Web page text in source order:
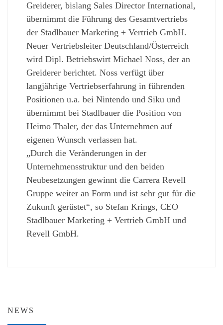
Greiderer, bislang Sales Director International,
übernimmt die Führung des Gesamtvertriebs
der Stadlbauer Marketing + Vertrieb GmbH.
Neuer Vertriebsleiter Deutschland/Österreich
wird Dipl. Betriebswirt Michael Noss, der an
Greiderer berichtet. Noss verfügt über
langjährige Vertriebserfahrung in führenden
Positionen u.a. bei Nintendo und Siku und
übernimmt bei Stadlbauer die Position von
Heimo Thaler, der das Unternehmen auf
eigenen Wunsch verlassen hat.
„Durch die Veränderungen in der
Unternehmensstruktur und den beiden
Neubesetzungen gewinnt die Carrera Revell
Gruppe weiter an Form und ist sehr gut für die
Zukunft gerüstet“, so Stefan Krings, CEO
Stadlbauer Marketing + Vertrieb GmbH und
Revell GmbH.
NEWS